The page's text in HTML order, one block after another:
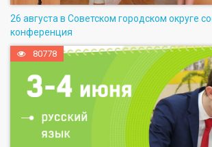
26 августа в Советском городском округе
конференция
80778